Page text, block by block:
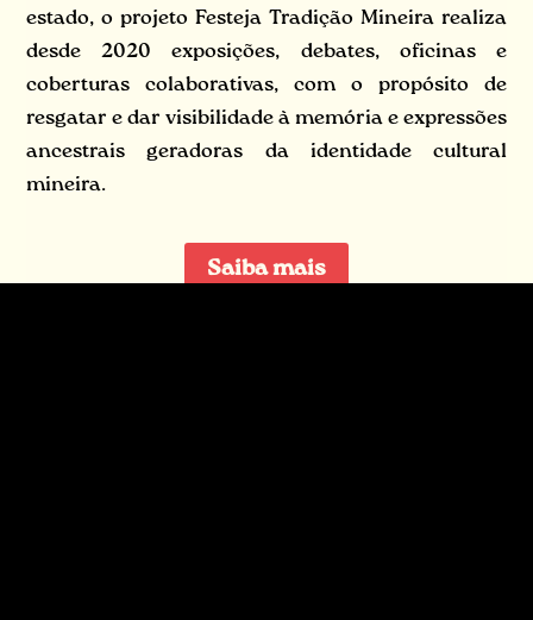
estado, o projeto Festeja Tradição Mineira realiza
desde 2020 exposições, debates, oficinas e
coberturas colaborativas, com o propósito de
resgatar e dar visibilidade à memória e expressões
ancestrais geradoras da identidade cultural
mineira.
Saiba mais